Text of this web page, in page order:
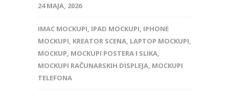
24 MAJA, 2026
IMAC MOCKUPI, IPAD MOCKUPI, IPHONE
MOCKUPI, KREATOR SCENA, LAPTOP MOCKUPI,
MOCKUP, MOCKUPI POSTERA I SLIKA,
MOCKUPI RAČUNARSKIH DISPLEJA, MOCKUPI
TELEFONA